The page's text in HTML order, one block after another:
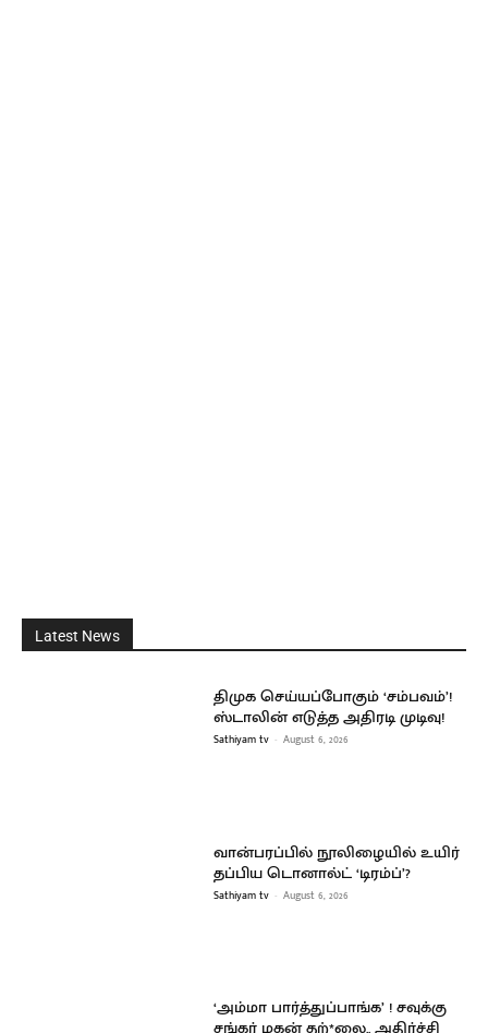
Latest News
திமுக செய்யப்போகும் ‘சம்பவம்’!
ஸ்டாலின் எடுத்த அதிரடி முடிவு!
Sathiyam tv - August 6, 2026
வான்பரப்பில் நூலிழையில் உயிர்
தப்பிய டொனால்ட் ‘டிரம்ப்’?
Sathiyam tv - August 6, 2026
‘அம்மா பார்த்துப்பாங்க’ ! சவுக்கு